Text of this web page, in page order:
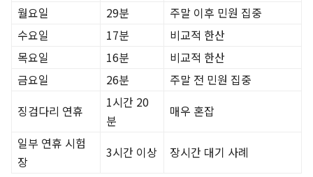
월요일
29분
주말 이후 민원 집중
수요일
17분
비교적 한산
목요일
16분
비교적 한산
금요일
26분
주말 전 민원 집중
징검다리 연휴
1시간 20
분
매우 혼잡
일부 연휴 시험
장
3시간 이상 장시간 대기 사례